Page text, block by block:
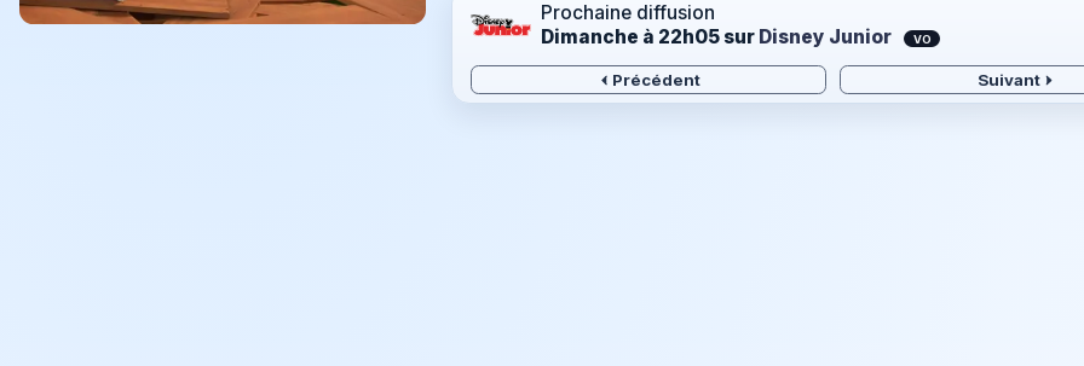
Prochaine diffusion
Dimanche à 22h05 sur Disney Junior VO
Précédent Suivant